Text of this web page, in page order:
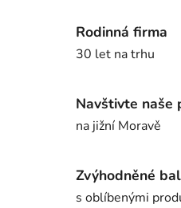
Rodinná firma
30 let na trhu
Navštivte naše
na jižní Moravě
Zvýhodněné
s oblíbenými